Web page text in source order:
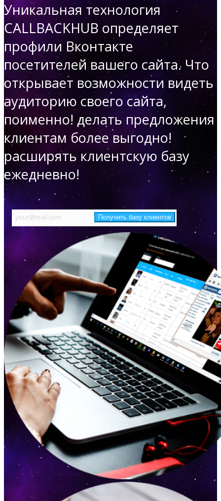
Уникальная технология
CALLBACKHUB определяет
профили Вконтакте
посетителей вашего сайта. Что
открывает возможности видеть
аудиторию своего сайта,
поименно! делать предложения
клиентам более выгодно!
расширять клиентскую базу
ежедневно!